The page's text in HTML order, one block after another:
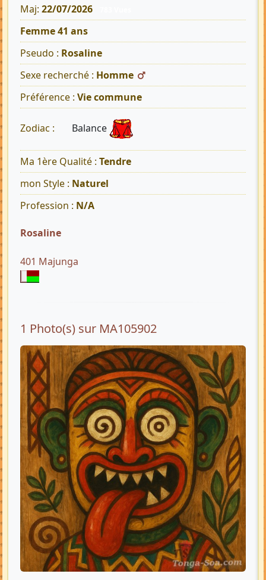
Maj: 22/07/2026
Femme 41 ans
Pseudo : Rosaline
Sexe recherché : Homme
Préférence : Vie commune
Zodiac : Balance
Ma 1ère Qualité : Tendre
mon Style : Naturel
Profession : N/A
Rosaline
401 Majunga
1 Photo(s) sur MA105902